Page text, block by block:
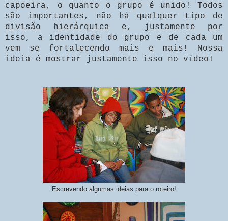
capoeira, o quanto o grupo é unido! Todos
são importantes, não há qualquer tipo de
divisão hierárquica e, justamente por
isso, a identidade do grupo e de cada um
vem se fortalecendo mais e mais! Nossa
ideia é mostrar justamente isso no vídeo!
Escrevendo algumas ideias para o roteiro!